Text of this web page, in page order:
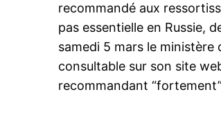
recommandé aux
pas essentielle en Russie,
samedi 5 mars le
consultable sur son site
recommandant